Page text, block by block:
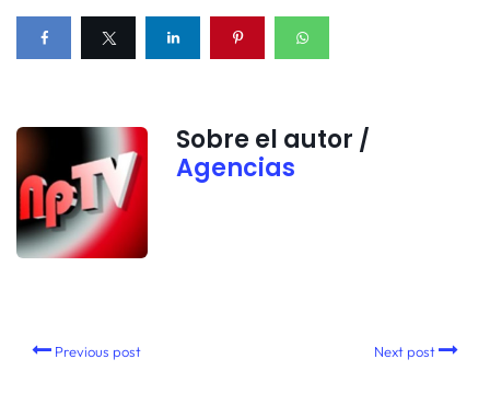
Sobre el autor /
Agencias
Previous post Next post